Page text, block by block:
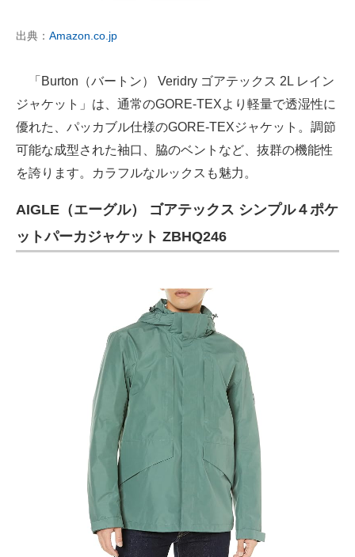
出典： Amazon.co.jp
「Burton（バートン） Veridry ゴアテックス 2L レイン
ジャケット」は、通常のGORE-TEXより軽量で透湿性に
優れた、パッカブル仕様のGORE-TEXジャケット。調節
可能な成型された袖口、脇のベントなど、抜群の機能性
を誇ります。カラフルなルックスも魅力。
AIGLE（エーグル） ゴアテックス シンプル４ポケ
ットパーカジャケット ZBHQ246